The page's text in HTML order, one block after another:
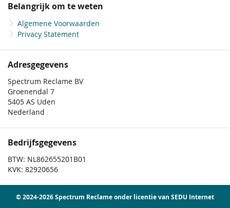
Belangrijk om te weten
Algemene Voorwaarden
Privacy Statement
Adresgegevens
Spectrum Reclame BV
Groenendal 7
5405 AS Uden
Nederland
Bedrijfsgegevens
BTW: NL862655201B01
KVK: 82920656
© 2024-2026 Spectrum Reclame onder licentie van SEDU Internet